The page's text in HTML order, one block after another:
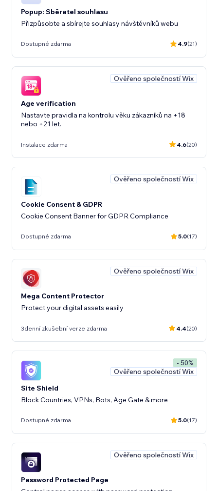
Popup: Sběratel souhlasu
Přizpůsobte a sbírejte souhlasy návštěvníků webu
Dostupné zdarma 4.9(21)
Ověřeno společností Wix
Age verification
Nastavte pravidla na kontrolu věku zákazníků na +18
nebo +21 let.
Instalace zdarma 4.6(20)
Ověřeno společností Wix
Cookie Consent & GDPR
Cookie Consent Banner for GDPR Compliance
Dostupné zdarma 5.0(17)
Ověřeno společností Wix
Mega Content Protector
Protect your digital assets easily
3denní zkušební verze zdarma 4.4(20)
- 50%
Ověřeno společností Wix
Site Shield
Block Countries, VPNs, Bots, Age Gate & more
Dostupné zdarma 5.0(17)
Ověřeno společností Wix
Password Protected Page